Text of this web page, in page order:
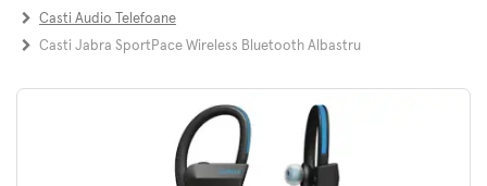
Casti Audio Telefoane
Casti Jabra SportPace Wireless Bluetooth Albastru